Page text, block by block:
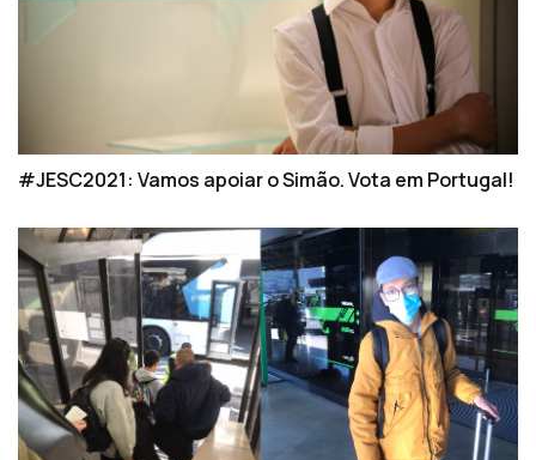
#JESC2021: Vamos apoiar o Simão. Vota em Portugal!